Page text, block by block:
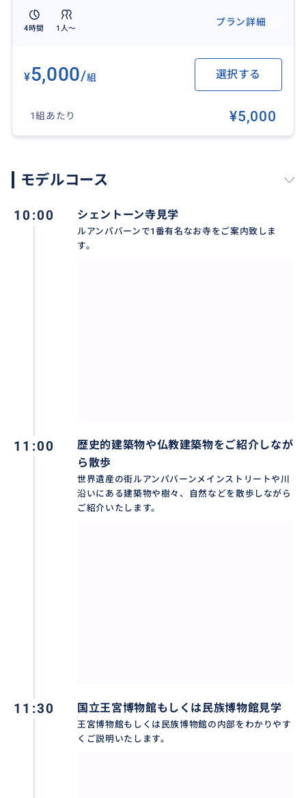
4時間 1人〜
プラン詳細
¥5,000/組 選択する
1組あたり ¥5,000
モデルコース
10:00 シェントーン寺見学
ルアンパバーンで1番有名なお寺をご案内致しま
す。
11:00
歴史的建築物や仏教建築物をご紹介しなが
ら散歩
世界遺産の街ルアンパバーンメインストリートや川
沿いにある建築物や樹々、自然などを散歩しながら
ご紹介いたします。
11:30 国立王宮博物館もしくは民族博物館見学
王宮博物館もしくは民族博物館の内部をわかりやす
くご説明いたします。